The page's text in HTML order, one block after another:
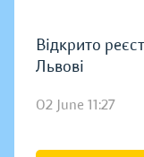
Відкрито
Львові
02 June 11:27